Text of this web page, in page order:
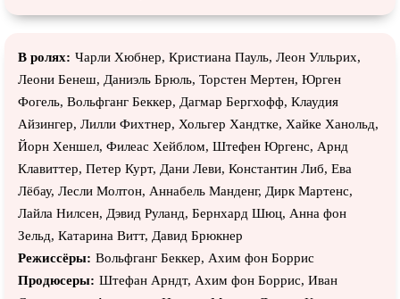
В ролях: Чарли Хюбнер, Кристиана Пауль, Леон Улльрих,
Леони Бенеш, Даниэль Брюль, Торстен Мертен, Юрген
Фогель, Вольфганг Беккер, Дагмар Бергхофф, Клаудия
Айзингер, Лилли Фихтнер, Хольгер Хандтке, Хайке Ханольд,
Йорн Хеншел, Филеас Хейблом, Штефен Юргенс, Арнд
Клавиттер, Петер Курт, Дани Леви, Константин Либ, Ева
Лёбау, Лесли Молтон, Аннабель Манденг, Дирк Мартенс,
Лайла Нилсен, Дэвид Руланд, Бернхард Шюц, Анна фон
Зельд, Катарина Витт, Давид Брюкнер
Режиссёры: Вольфганг Беккер, Ахим фон Боррис
Продюсеры: Штефан Арндт, Ахим фон Боррис, Иван